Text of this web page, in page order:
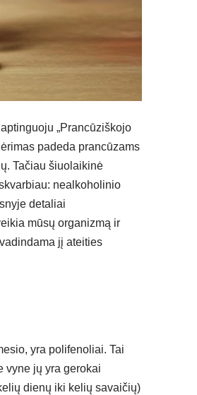
„Prancūziškojo
padeda prancūzams
Tačiau šiuolaikinė
nealkoholinio
detaliai
mūsų organizmą ir
jį ateities
yra polifenoliai. Tai
vyne jų yra gerokai
dienų iki kelių savaičių)